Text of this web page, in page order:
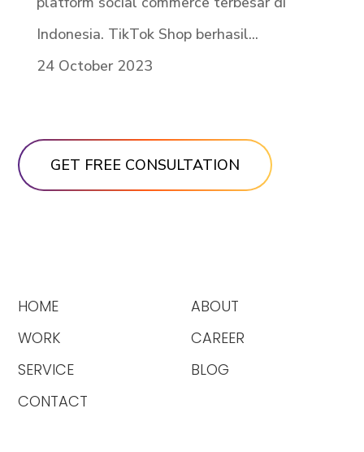
Indonesia. TikTok Shop berhasil...
24 October 2023
HOME
WORK
SERVICE
CONTACT
ABOUT
CAREER
BLOG